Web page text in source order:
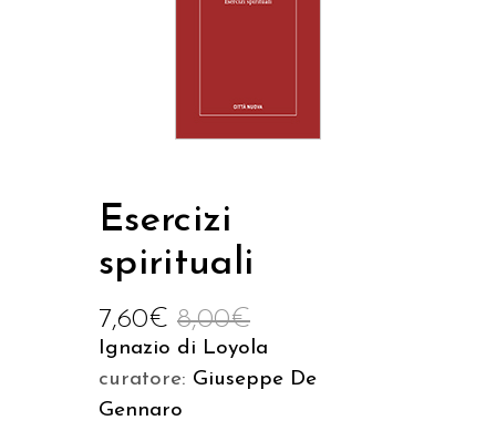
Esercizi
spirituali
8,00€
7,60€
Ignazio di Loyola
curatore: Giuseppe De
Gennaro